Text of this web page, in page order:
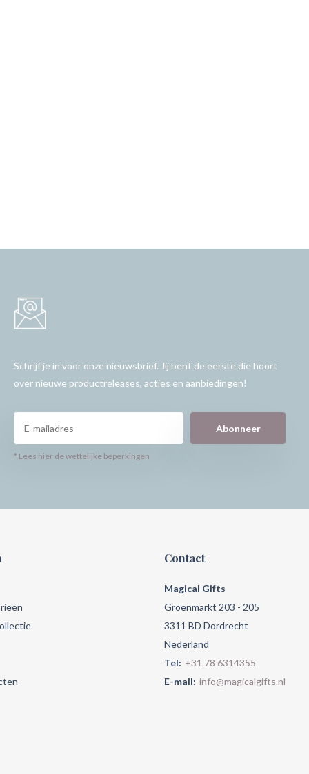
Schrijf je in voor onze nieuwsbrief. Jij bent de eerste die hoort
over nieuwe productreleases, acties en aanbiedingen!
Abonneer
* Lees hier de wettelijke beperkingen
Contact
Magical Gifts
Groenmarkt 203 - 205
3311 BD Dordrecht
Nederland
Tel: +31 78 6314355
E-mail: info@magicalgifts.nl